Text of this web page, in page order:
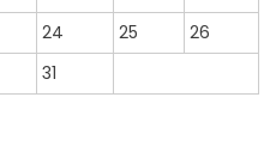
24 25
26
31